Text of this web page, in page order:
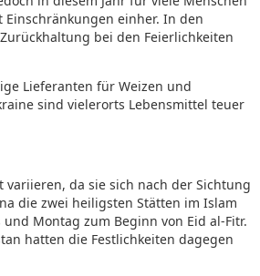
einher. In den
bei den Feierlichkeiten
Lieferanten für Weizen und
sind vielerorts Lebensmittel teuer
variieren, da sie sich nach der Sichtung
die zwei heiligsten Stätten im Islam
Montag zum Beginn von Eid al-Fitr.
hatten die Festlichkeiten dagegen